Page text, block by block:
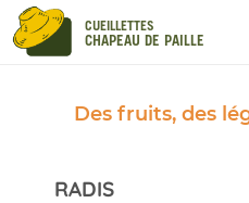
CUEILLETTES
CHAPEAU DE PAILLE
Des fruits, des
RADIS
Panneau de gestion des cookies